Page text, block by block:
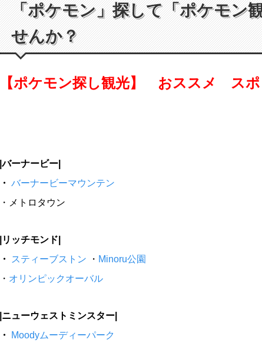
「ポケモン」探して「ポケモン
せんか？
【ポケモン探し観光】 おススメ スポ
|バーナービー|
・ バーナービーマウンテン
・メトロタウン
|リッチモンド|
・
スティーブストン ・ Minoru公園
・ オリンピックオーバル
|ニューウェストミンスター|
・
Moodyムーディーパーク